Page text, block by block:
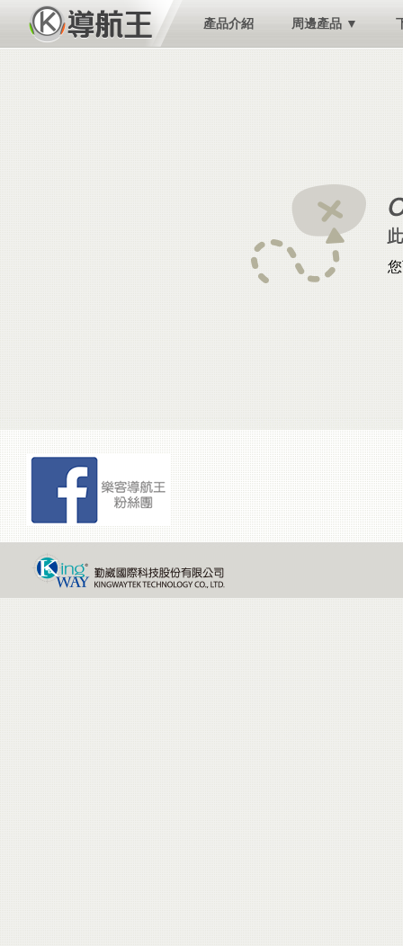
產品介紹 周邊產品 ▼